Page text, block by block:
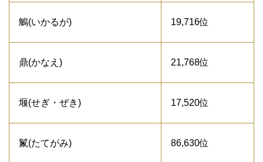
鵤(いかるが) 19,716位
鼎(かなえ) 21,768位
堰(せぎ・ぜき) 17,520位
鬣(たてがみ) 86,630位